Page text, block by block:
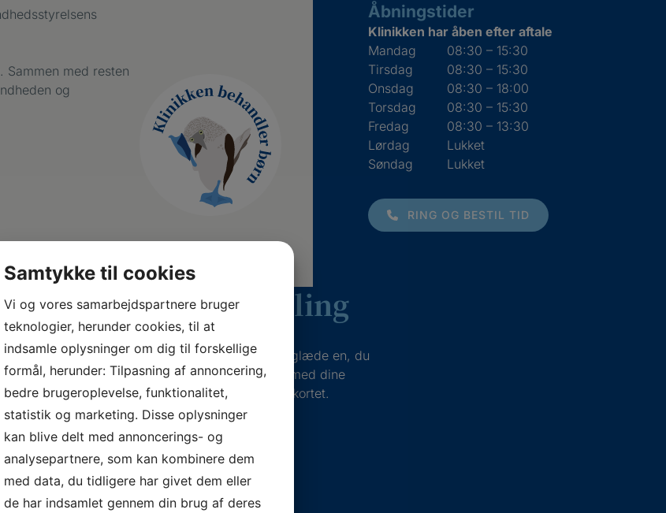
med resten
og
Åbningstider
Klinikken har åben efter aftale
Mandag
08:30 – 15:30
Tirsdag
08:30 – 15:30
Onsdag
08:30 – 18:00
Torsdag
08:30 – 15:30
Fredag
08:30 – 13:30
Lørdag
Lukket
Søndag
Lukket
RING OG BESTIL TID
gavekort til behandling
gavekort til en behandling i klinikken, hvis du vil glæde en, du
fodsundhed og livskvalitet. Udfyld formularen med dine
vender tilbage til dig for at aftale mere om gavekortet.
Samtykke til cookies
Vi og vores samarbejdspartnere bruger
teknologier, herunder cookies, til at
indsamle oplysninger om dig til forskellige
formål, herunder: Tilpasning af annoncering,
bedre brugeroplevelse, funktionalitet,
statistik og marketing. Disse oplysninger
kan blive delt med annoncerings- og
analysepartnere, som kan kombinere dem
med data, du tidligere har givet dem eller
de har indsamlet gennem din brug af deres